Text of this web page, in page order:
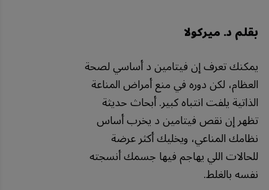
بقلم د. ميركولا
يمكنك تعرف إن فيتامين د أساسي لصحة
العظام، لكن دوره في منع أمراض المناعة
الذاتية يلفت انتباه كبير. أبحاث حديثة
تظهر إن نقص فيتامين د يخرب أساس
نظامك المناعي، ويخليك أكثر عرضة
للحالات اللي يهاجم فيها جسمك أنسجته
نفسه بالغلط.